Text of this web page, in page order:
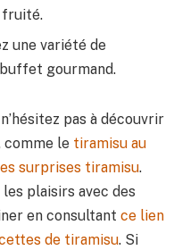
fruité.
une variété de
gourmand.
pas à découvrir
comme le tiramisu au
surprises tiramisu.
plaisirs avec des
en consultant ce lien
de tiramisu. Si